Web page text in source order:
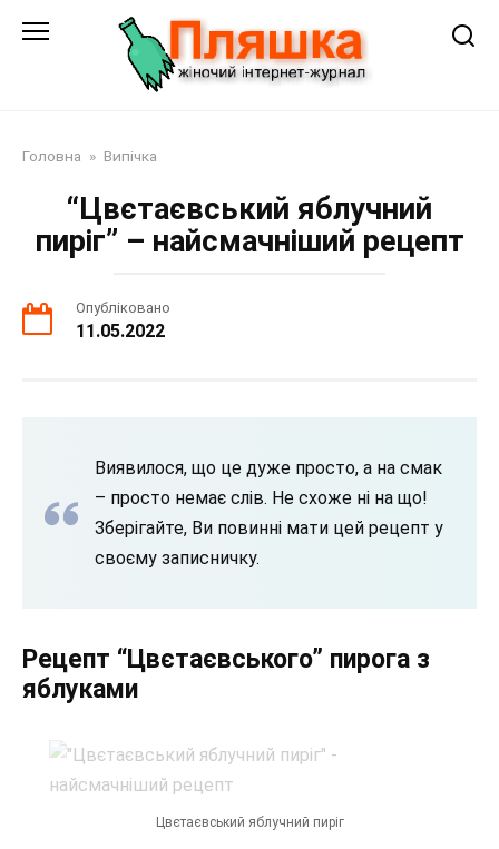
Головна » Випічка
“Цвєтаєвський яблучний
пиріг” – найсмачніший рецепт
Опубліковано
11.05.2022
Виявилося, що це дуже просто, а на смак
– просто немає слів. Не схоже ні на що!
Зберігайте, Ви повинні мати цей рецепт у
своєму записничку.
Рецепт “Цвєтаєвського” пирога з
яблуками
Цвєтаєвський яблучний пиріг